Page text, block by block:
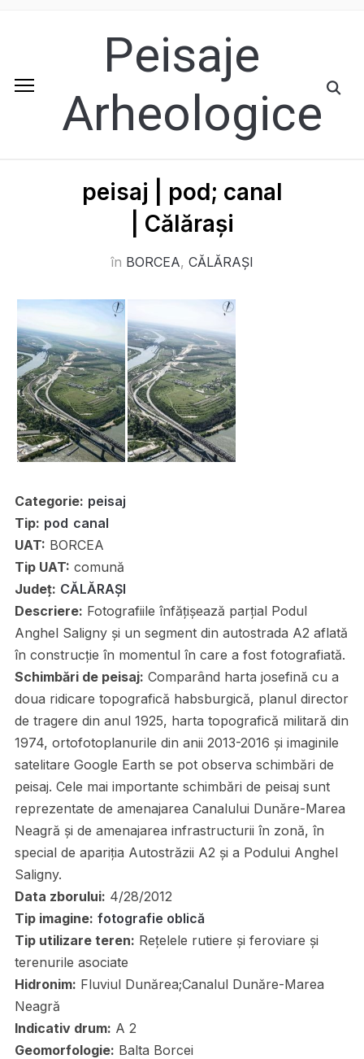
Peisaje
Arheologice
peisaj | pod; canal
| Călărași
în BORCEA, CĂLĂRAȘI
Categorie: peisaj
Tip: pod canal
UAT: BORCEA
Tip UAT: comună
Județ: CĂLĂRAȘI
Descriere: Fotografiile înfățișează parțial Podul
Anghel Saligny și un segment din autostrada A2 aflată
în construcție în momentul în care a fost fotografiată.
Schimbări de peisaj: Comparând harta josefină cu a
doua ridicare topografică habsburgică, planul director
de tragere din anul 1925, harta topografică militară din
1974, ortofotoplanurile din anii 2013-2016 și imaginile
satelitare Google Earth se pot observa schimbări de
peisaj. Cele mai importante schimbări de peisaj sunt
reprezentate de amenajarea Canalului Dunăre-Marea
Neagră și de amenajarea infrastructurii în zonă, în
special de apariția Autostrăzii A2 și a Podului Anghel
Saligny.
Data zborului: 4/28/2012
Tip imagine: fotografie oblică
Tip utilizare teren: Rețelele rutiere și feroviare și
terenurile asociate
Hidronim: Fluviul Dunărea;Canalul Dunăre-Marea
Neagră
Indicativ drum: A 2
Geomorfologie: Balta Borcei